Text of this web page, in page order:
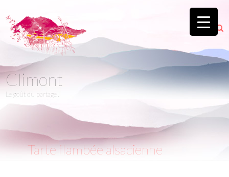
Climont
Le goût du partage !
Tarte flambée alsacienne